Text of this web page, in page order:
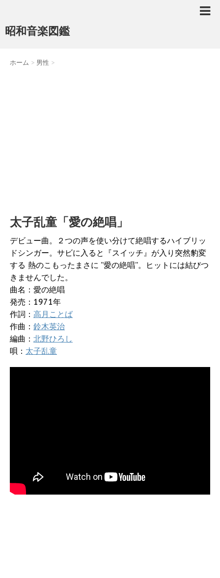
昭和音楽図鑑
ホーム > 男性 >
太子乱童「愛の絶唱」
デビュー曲。２つの声を使い分けて絶唱するハイブリッ
ドシンガー。サビに入ると『スイッチ』が入り突然豹変
する 熱のこもったまさに ”愛の絶唱”。ヒットには結びつ
きませんでした。
曲名：愛の絶唱
発売：1971年
作詞： 高月ことば
作曲： 鈴木英治
編曲： 北野ひろし
唄： 太子乱童